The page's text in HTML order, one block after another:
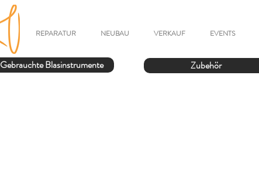
REPARATUR NEUBAU VERKAUF EVENTS
Gebrauchte Blasinstrumente Zubehör